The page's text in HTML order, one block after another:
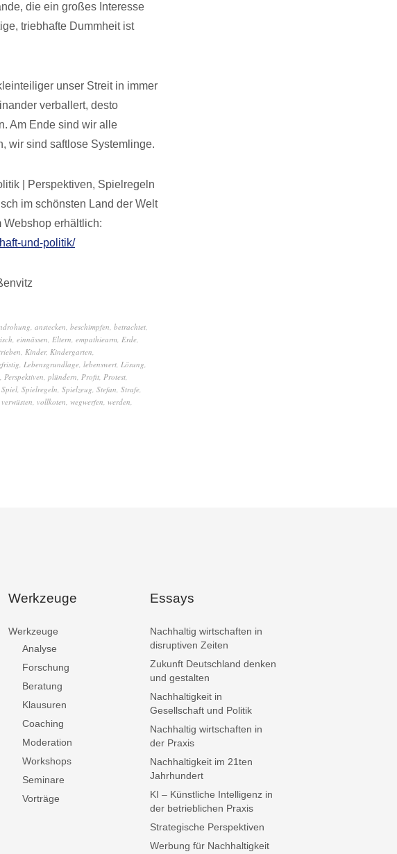
die ein großes Interesse
triebhafte Dummheit ist
unser Streit in immer
verballert, desto
Am Ende sind wir alle
wir sind saftlose Systemlinge.
| Perspektiven, Spielregeln
im schönsten Land der Welt
Webshop erhältlich:
und-politik/
, anstecken, beschimpfen, betrachtet,
, einnässen, Eltern, empathiearm, Erde,
, Kinder, Kindergarten,
, Lebensgrundlage, lebenswert, Lösung,
, Perspektiven, plündern, Profit, Protest,
Spiel, Spielregeln, Spielzeug, Stefan, Strafe,
verwüsten, vollkoten, wegwerfen, werden,
Werkzeuge
Werkzeuge
Analyse
Forschung
Beratung
Klausuren
Coaching
Moderation
Workshops
Seminare
Vorträge
Essays
Nachhaltig wirtschaften in
disruptiven Zeiten
Zukunft Deutschland denken
und gestalten
Nachhaltigkeit in
Gesellschaft und Politik
Nachhaltig wirtschaften in
der Praxis
Nachhaltigkeit im 21ten
Jahrhundert
KI – Künstliche Intelligenz in
der betrieblichen Praxis
Strategische Perspektiven
Werbung für Nachhaltigkeit